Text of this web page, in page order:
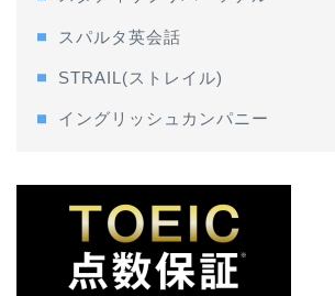
スパルタ英会話
STRAIL(ストレイル)
イングリッシュカンパニー